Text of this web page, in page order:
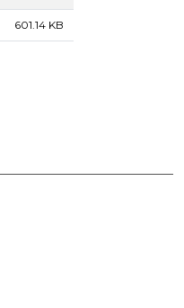
601.14 KB